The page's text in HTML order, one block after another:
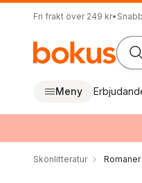
Fri frakt över 249 kr•
Meny
Skönlitteratur Romaner